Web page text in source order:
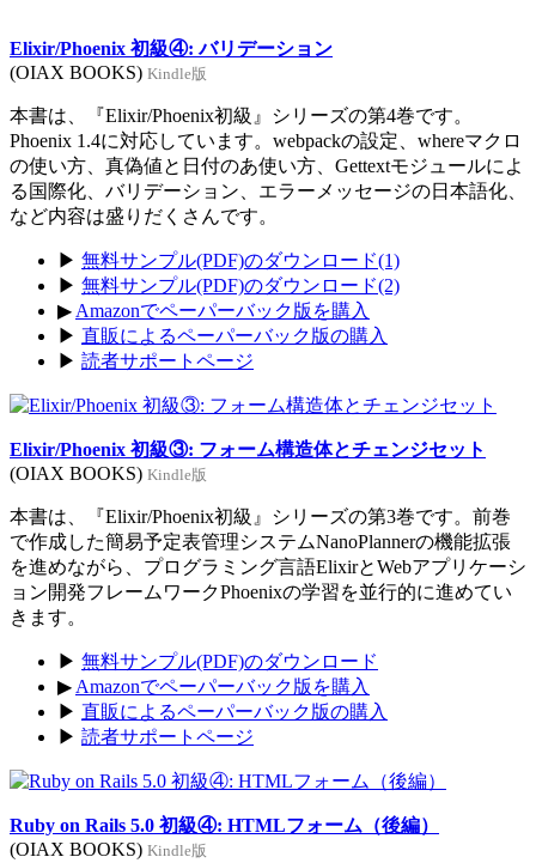
Elixir/Phoenix 初級④: バリデーション
(OIAX BOOKS) Kindle版
本書は、『Elixir/Phoenix初級』シリーズの第4巻です。
Phoenix 1.4に対応しています。webpackの設定、whereマクロ
の使い方、真偽値と日付のあ使い方、Gettextモジュールによ
る国際化、バリデーション、エラーメッセージの日本語化、
など内容は盛りだくさんです。
▶ 無料サンプル(PDF)のダウンロード(1)
▶ 無料サンプル(PDF)のダウンロード(2)
▶ Amazonでペーパーバック版を購入
▶ 直販によるペーパーバック版の購入
▶ 読者サポートページ
Elixir/Phoenix 初級③: フォーム構造体とチェンジセット
(OIAX BOOKS) Kindle版
本書は、『Elixir/Phoenix初級』シリーズの第3巻です。前巻
で作成した簡易予定表管理システムNanoPlannerの機能拡張
を進めながら、プログラミング言語ElixirとWebアプリケーシ
ョン開発フレームワークPhoenixの学習を並行的に進めてい
きます。
▶ 無料サンプル(PDF)のダウンロード
▶ Amazonでペーパーバック版を購入
▶ 直販によるペーパーバック版の購入
▶ 読者サポートページ
Ruby on Rails 5.0 初級④: HTMLフォーム（後編）
(OIAX BOOKS) Kindle版